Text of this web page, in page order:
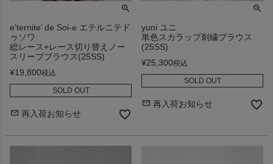
e’ternite’ de Soi-e エテルニテド
ゥソワ
総レース+レース切り替えノー
スリーブブラウス(25SS)
¥19,800税込
SOLD OUT
再入荷お知らせ
yuni ユニ
単色スカラップ刺繍ブラウス
(25SS)
¥25,300税込
SOLD OUT
再入荷お知らせ